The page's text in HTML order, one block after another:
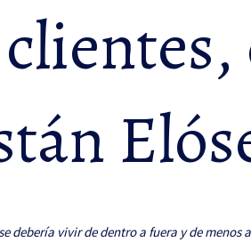
debería vivir de dentro a fuera y de